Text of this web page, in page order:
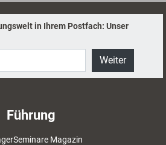
in Ihrem Postfach: Unser
Weiter
Führung
Magazin